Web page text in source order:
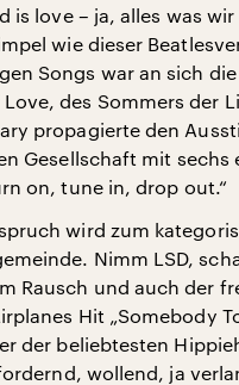
is love – ja, alles was
wie dieser
Songs war an sich die
des Sommers der
propagierte den
Gesellschaft mit sechs
on, tune in, drop out.“
wird zum
Nimm LSD,
Rausch und auch der
Hit „Somebody
der beliebtesten
wollend, ja